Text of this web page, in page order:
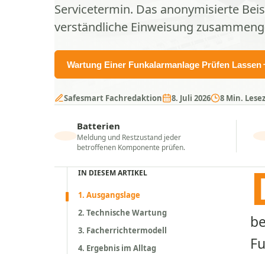
Servicetermin. Das anonymisierte
verständliche Einweisung
Wartung Einer Funkalarmanlage Prüfen Lassen
Safesmart Fachredaktion 8. Juli 2026 8 Min.
Batterien
Meldung und Restzustand jeder
betroffenen Komponente prüfen.
IN DIESEM ARTIKEL
1. Ausgangslage
2. Technische Wartung
3. Facherrichtermodell
4. Ergebnis im Alltag